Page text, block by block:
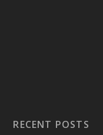
RECENT POSTS